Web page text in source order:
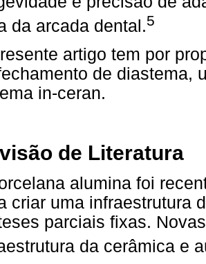
da arcada dental.5
artigo tem por
de diastema,
in-ceran.
de Literatura
alumina foi
criar uma infraestrutura
parciais fixas.
da cerâmica e